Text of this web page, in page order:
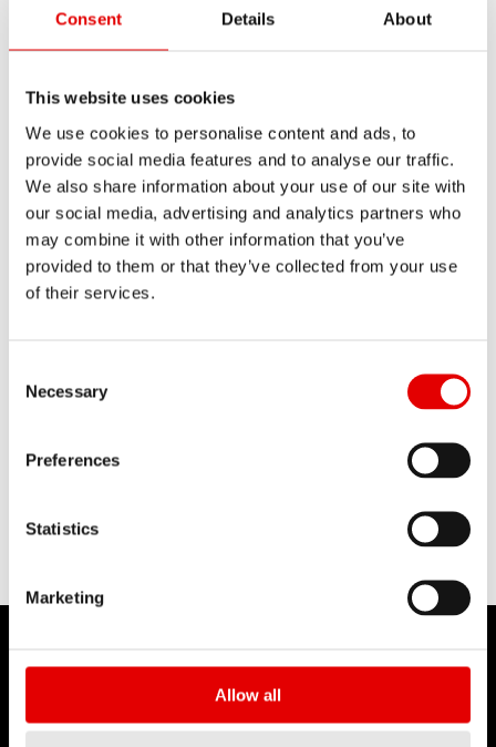
Consent Details About
This website uses cookies
We use cookies to personalise content and ads, to
provide social media features and to analyse our traffic.
We also share information about your use of our site with
our social media, advertising and analytics partners who
may combine it with other information that you’ve
provided to them or that they’ve collected from your use
of their services.
Necessary
Preferences
Statistics
Marketing
Allow all
tecnologías de suspensiones de desarrollo
SUSPENSIONES